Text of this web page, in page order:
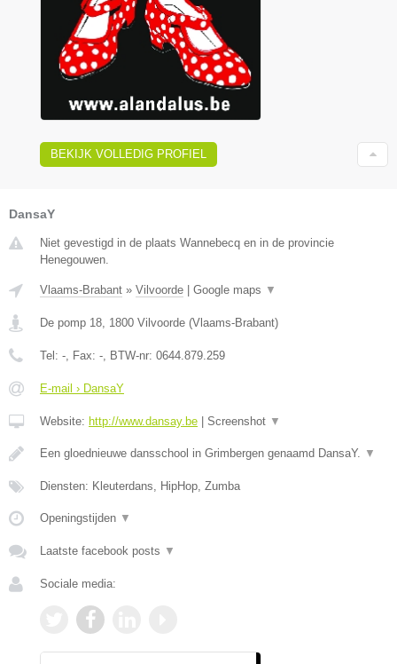
BEKIJK VOLLEDIG PROFIEL
DansaY
Niet gevestigd in de plaats Wannebecq en in de provincie
Henegouwen.
Vlaams-Brabant » Vilvoorde | Google maps ▼
De pomp 18 1800 Vilvoorde (Vlaams-Brabant)
Tel: - , Fax: - , BTW-nr: 0644.879.259
E-mail › DansaY
Website: http://www.dansay.be | Screenshot ▼
Een gloednieuwe dansschool in Grimbergen genaamd DansaY. ▼
Diensten: Kleuterdans, HipHop, Zumba
Openingstijden ▼
Laatste facebook posts ▼
Sociale media: